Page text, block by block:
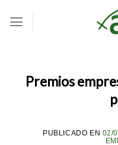
Premios
PUBLICADO EN 02/